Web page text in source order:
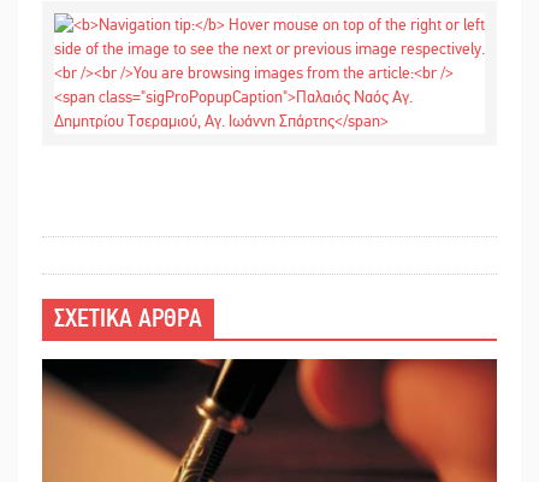
ΣΧΕΤΙΚΑ ΑΡΘΡΑ